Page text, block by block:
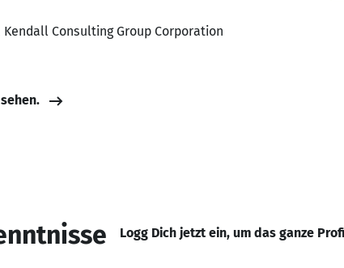
Consulting Group Corporation
Logg Dich jetzt ein, um das ganze